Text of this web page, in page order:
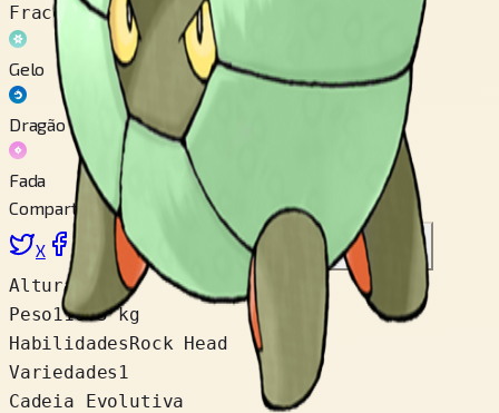
Fraco contra
Gelo
Dragão
Fada
Compartilhar
X Facebook LinkedIn Copiar link
Altura
1.1 m
Peso110.5 kg
HabilidadesRock Head
Variedades 1
Cadeia Evolutiva